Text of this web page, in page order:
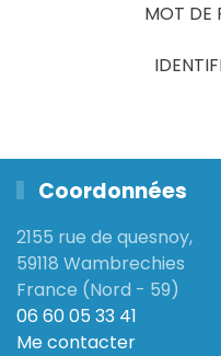
MOT DE
Coordonnées
2155 rue de quesnoy,
59118 Wambrechies
France (Nord - 59)
06 60 05 33 41
Me contacter